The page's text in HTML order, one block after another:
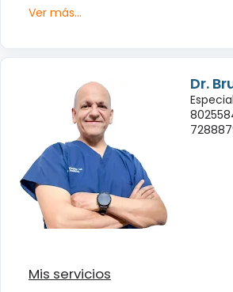
Ver más...
Dr.
Mis servicios